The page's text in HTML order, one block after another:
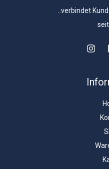
..verbindet